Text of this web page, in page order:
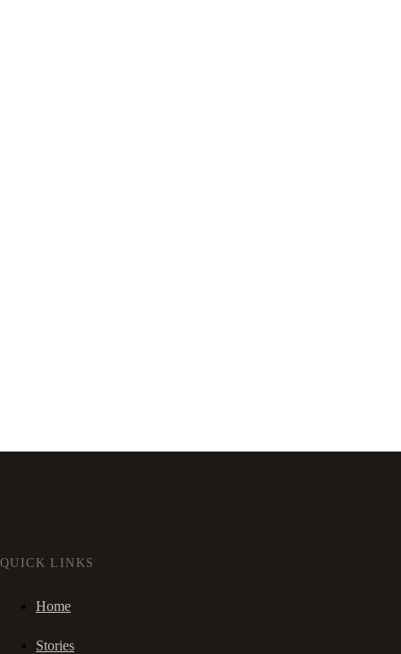
QUICK LINKS
Home
Stories